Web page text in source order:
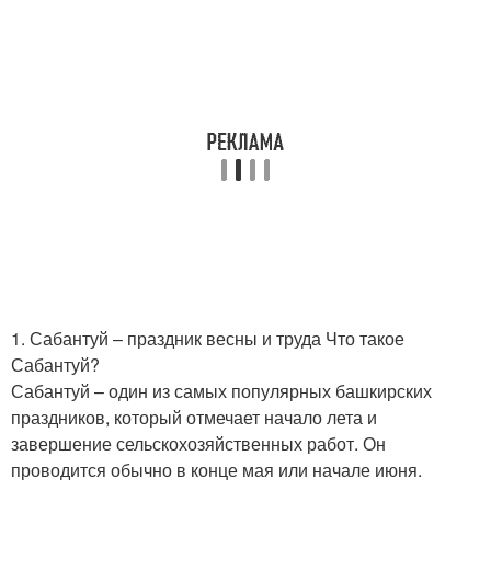
1. Сабантуй – праздник весны и труда Что такое
Сабантуй?
Сабантуй – один из самых популярных башкирских
праздников, который отмечает начало лета и
завершение сельскохозяйственных работ. Он
проводится обычно в конце мая или начале июня.